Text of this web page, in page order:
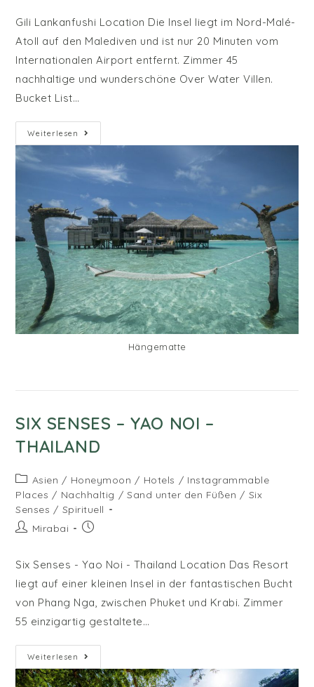
Gili Lankanfushi Location Die Insel liegt im Nord-Malé-
Atoll auf den Malediven und ist nur 20 Minuten vom
Internationalen Airport entfernt. Zimmer 45
nachhaltige und wunderschöne Over Water Villen.
Bucket List…
Weiterlesen Gili
Lankanfushi
Hängematte
SIX SENSES – YAO NOI –
THAILAND
Beitrags-
Kategorie:
Asien / Honeymoon / Hotels / Instagrammable
Places / Nachhaltig / Sand unter den Füßen / Six
Senses / Spirituell
Beitrags-
Mirabai
Beitrag
Six Senses - Yao Noi - Thailand Location Das Resort
liegt auf einer kleinen Insel in der fantastischen Bucht
von Phang Nga, zwischen Phuket und Krabi. Zimmer
55 einzigartig gestaltete…
Weiterlesen Six
Senses
–